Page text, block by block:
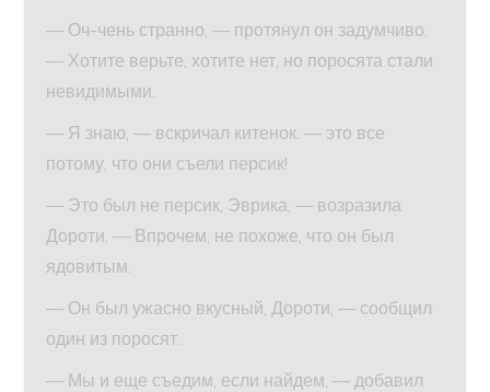
— Оч-чень странно, — протянул он задумчиво.
— Хотите верьте, хотите нет, но поросята стали
невидимыми.
— Я знаю, — вскричал китенок. — это все
потому, что они съели персик!
— Это был не персик, Эврика, — возразила
Дороти. — Впрочем, не похоже, что он был
ядовитым.
— Он был ужасно вкусный, Дороти, — сообщил
один из поросят.
— Мы и еще съедим, если найдем, — добавил